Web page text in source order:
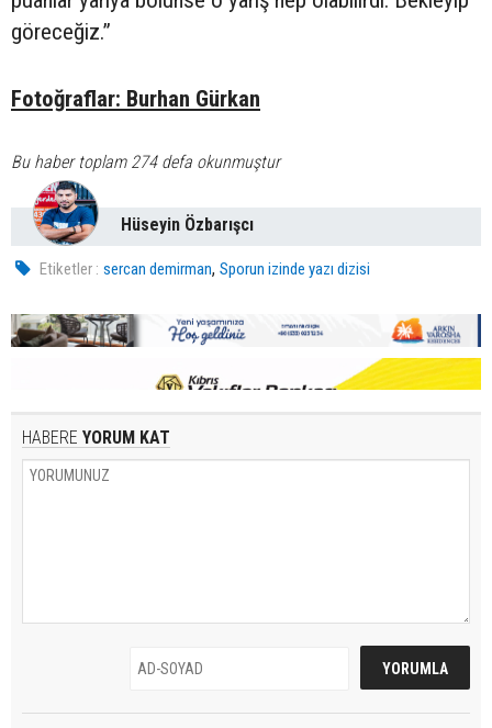
göreceğiz.”
Fotoğraflar: Burhan Gürkan
Bu haber toplam 274 defa okunmuştur
Hüseyin Özbarışcı
Etiketler : sercan demirman,Sporun izinde yazı dizisi
HABERE YORUM KAT